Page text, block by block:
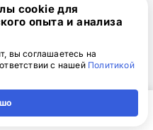
и отправьте по
academy.ru.
номер телефон.
вами и утонит все
cookie для
опыта и анализа
вы соглашаетесь на
с нашей Политикой